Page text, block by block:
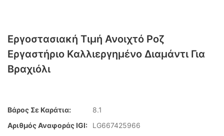
Εργοστασιακή Τιμή Ανοιχτό Ροζ
Εργαστήριο Καλλιεργημένο Διαμάντι Για
Βραχιόλι
Βάρος Σε Καράτια:
8.1
Αριθμός Αναφοράς IGI:
LG667425966